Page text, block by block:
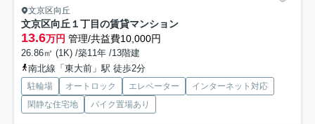
文京区向丘
文京区向丘１丁目の賃貸マンション
13.6万円 管理/共益費10,000円
26.86㎡ (1K) /築11年 /13階建
南北線「東大前」駅 徒歩2分
駐輪場 オートロック エレベーター
インターネット対応
閑静な住宅地
バイク置場あり